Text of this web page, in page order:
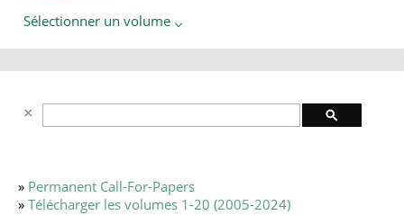
Sélectionner un volume
» Permanent Call-For-Papers
» Télécharger les volumes 1-20 (2005-2024)